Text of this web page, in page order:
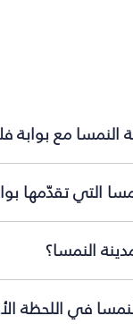
النمسا مع بوابة
التي تقدّمها
النمسا؟
في اللحظة